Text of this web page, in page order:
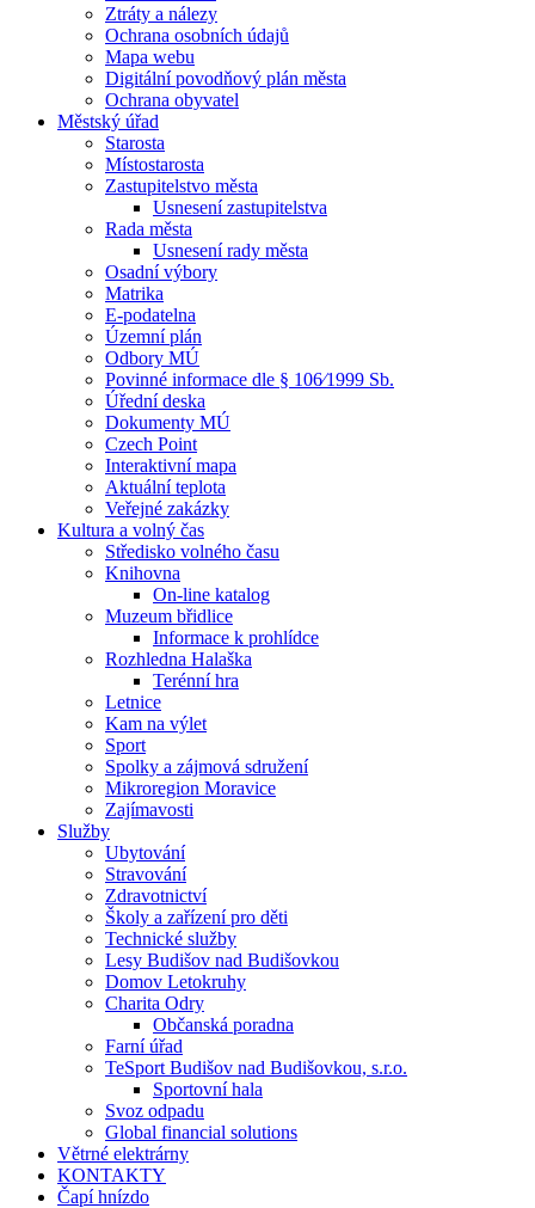
Ztráty a nálezy
Ochrana osobních údajů
Mapa webu
Digitální povodňový plán města
Ochrana obyvatel
Městský úřad
Starosta
Místostarosta
Zastupitelstvo města
Usnesení zastupitelstva
Rada města
Usnesení rady města
Osadní výbory
Matrika
E-podatelna
Územní plán
Odbory MÚ
Povinné informace dle § 106⁄1999 Sb.
Úřední deska
Dokumenty MÚ
Czech Point
Interaktivní mapa
Aktuální teplota
Veřejné zakázky
Kultura a volný čas
Středisko volného času
Knihovna
On-line katalog
Muzeum břidlice
Informace k prohlídce
Rozhledna Halaška
Terénní hra
Letnice
Kam na výlet
Sport
Spolky a zájmová sdružení
Mikroregion Moravice
Zajímavosti
Služby
Ubytování
Stravování
Zdravotnictví
Školy a zařízení pro děti
Technické služby
Lesy Budišov nad Budišovkou
Domov Letokruhy
Charita Odry
Občanská poradna
Farní úřad
TeSport Budišov nad Budišovkou, s.r.o.
Sportovní hala
Svoz odpadu
Global financial solutions
Větrné elektrárny
KONTAKTY
Čapí hnízdo